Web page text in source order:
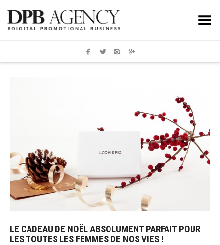
Toggle Menu
LE CADEAU DE NOËL ABSOLUMENT PARFAIT POUR
LES TOUTES LES FEMMES DE NOS VIES !